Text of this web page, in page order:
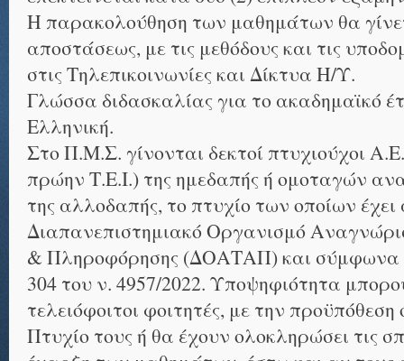
Η παρακολούθηση των μαθημάτων θα
αποστάσεως, με τις μεθόδους και τις
στις Τηλεπικοινωνίες και Δίκτυα Η/Υ.
Γλώσσα διδασκαλίας για το ακαδημαϊκό
Ελληνική.
Στο Π.Μ.Σ. γίνονται δεκτοί πτυχιούχοι
πρώην Τ.Ε.Ι.) της ημεδαπής ή ομοταγών
της αλλοδαπής, το πτυχίο των οποίων
Διαπανεπιστημιακό Οργανισμό
& Πληροφόρησης (ΔΟΑΤΑΠ) και σύμφωνα
304 του ν. 4957/2022. Υποψηφιότητα
τελειόφοιτοι φοιτητές, με την
Πτυχίο τους ή θα έχουν ολοκληρώσει τις